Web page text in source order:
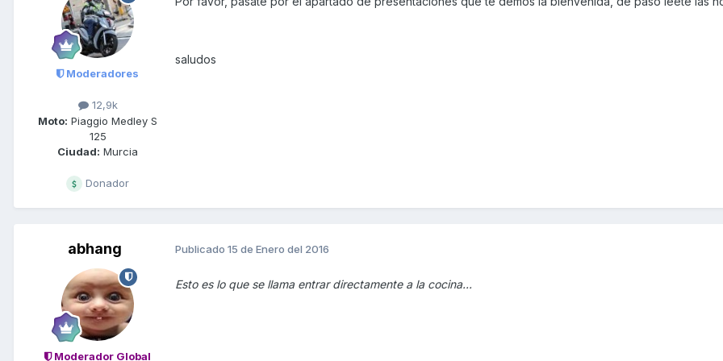
Moderadores
12,9k
Moto: Piaggio Medley S
125
Ciudad: Murcia
Donador
saludos
abhang
Moderador Global
Publicado 15 de Enero del 2016
Esto es lo que se llama entrar directamente a la cocina...